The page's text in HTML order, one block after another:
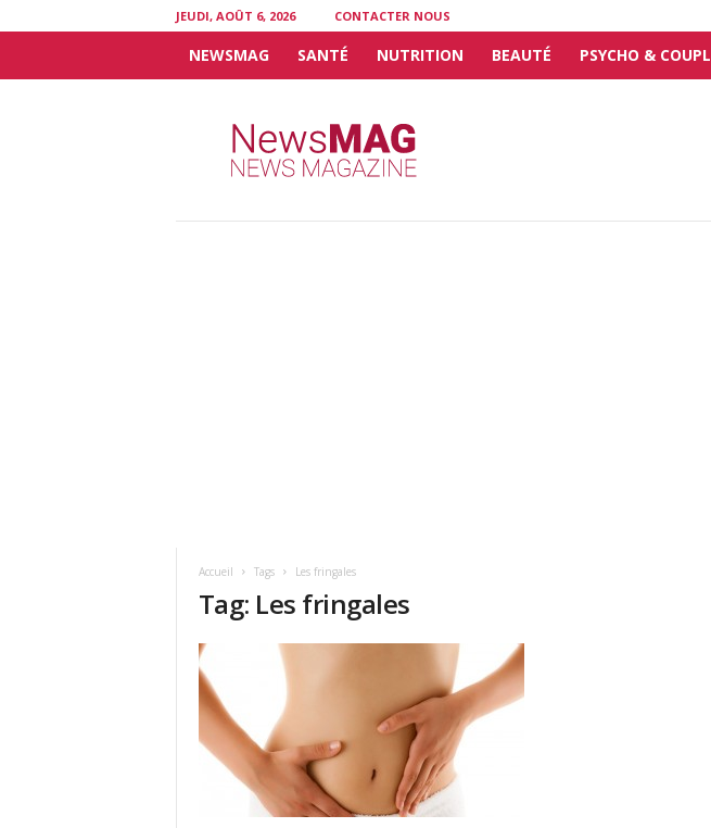
JEUDI, AOÛT 6, 2026 CONTACTER NOUS
NEWSMAG SANTÉ NUTRITION BEAUTÉ PSYCHO &
Accueil Tags Les fringales
Tag: Les fringales